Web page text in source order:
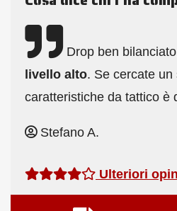
Drop ben
livello alto. Se cercate un
caratteristiche da tattico è
Stefano A.
Ulteriori